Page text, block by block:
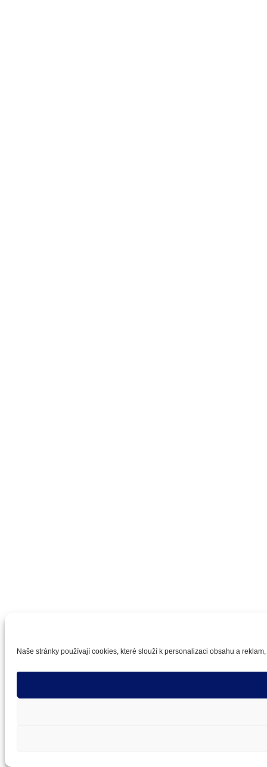
Naše stránky používají cookies, které slouží k personalizaci obsahu a